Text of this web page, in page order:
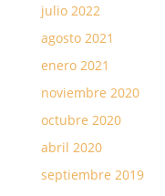
julio 2022
agosto 2021
enero 2021
noviembre 2020
octubre 2020
abril 2020
septiembre 2019